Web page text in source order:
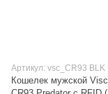
Артикул: vsc_CR93 BLK
Кошелек мужской